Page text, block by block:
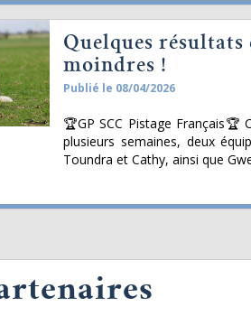
Quelques résultats
moindres !
Publié le 08/04/2026
🏆GP SCC Pistage
plusieurs semaines, deux
Toundra et Cathy, ainsi que